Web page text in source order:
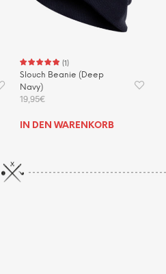
(1)
Slouch Beanie (Deep
Navy)
19,95€
IN DEN WARENKORB